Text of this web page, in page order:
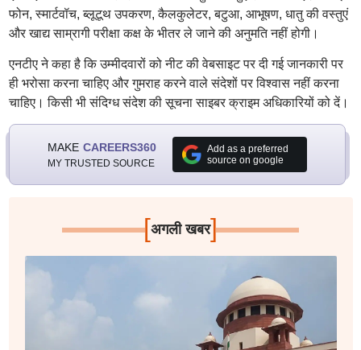
फोन, स्मार्टवॉच, ब्लूटूथ उपकरण, कैलकुलेटर, बटुआ, आभूषण, धातु की वस्तुएं
और खाद्य साम्रागी परीक्षा कक्ष के भीतर ले जाने की अनुमति नहीं होगी।
एनटीए ने कहा है कि उम्मीदवारों को नीट की वेबसाइट पर दी गई जानकारी पर
ही भरोसा करना चाहिए और गुमराह करने वाले संदेशों पर विश्वास नहीं करना
चाहिए। किसी भी संदिग्ध संदेश की सूचना साइबर क्राइम अधिकारियों को दें।
MAKE CAREERS360
MY TRUSTED SOURCE
Add as a preferred
source on google
[अगली खबर]